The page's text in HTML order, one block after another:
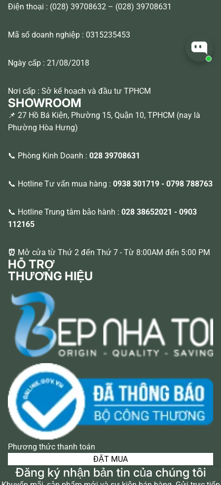
Điện thoại : (028) 39708632 – (028) 39708631
Mã số doanh nghiệp : 0315235453
Ngày cấp : 21/08/2018
Nơi cấp : Sở kế hoạch và đầu tư TPHCM
SHOWROOM
📌 27 Hồ Bá Kiện, Phường 15, Quận 10, TPHCM (nay là
Phường Hòa Hưng)
📞 Phòng Kinh Doanh : 028 39708631
📞 Hotline Tư vấn mua hàng : 0938 301719 - 0798 788763
📞 Hotline Trung tâm bảo hành : 028 38652021 - 0903
112165
⏰ Mở cửa từ Thứ 2 đến Thứ 7 - Từ 8:00AM đến 5:00 PM
HỖ TRỢ
THƯƠNG HIỆU
Phương thức thanh toán
ĐẶT MUA
Đăng ký nhận bản tin của chúng tôi